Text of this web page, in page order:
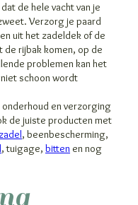
de hele vacht van je
Verzorg je paard
uit het zadeldek of de
de rijbak komen, op de
problemen kan het
schoon wordt
en verzorging
de juiste producten met
zadel, beenbescherming,
, tuigage, bitten en nog